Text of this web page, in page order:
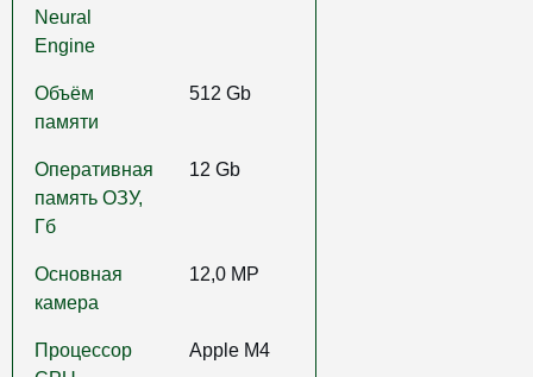
Neural
Engine
Объём
памяти
512 Gb
Оперативная
память ОЗУ,
Гб
12 Gb
Основная
камера
12,0 MP
Процессор
Apple M4